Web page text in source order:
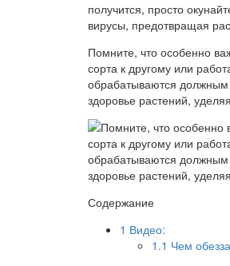
Помните, что особенно
сорта к другому или
обрабатываются должным
здоровье растений,
Содержание
1 Видео:
1.1 Чем